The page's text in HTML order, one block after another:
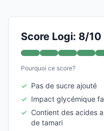
Score Logi: 8/10
Pourquoi ce score?
✓ Pas de sucre ajouté
✓ Impact glycémique
✓ Contient des acides
de tamari